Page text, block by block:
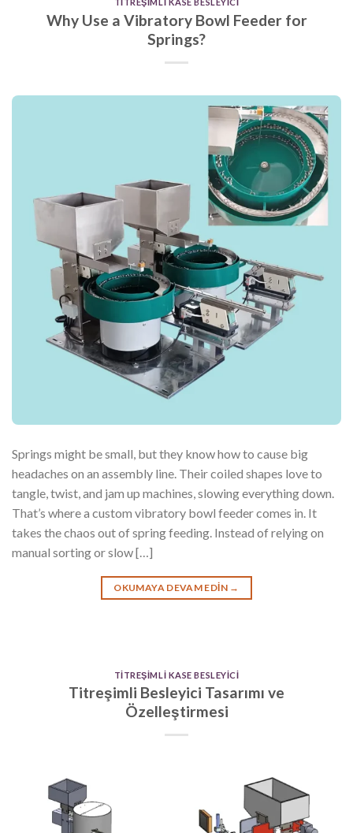
TITREŞIMLI KASE BESLEYICI
Why Use a Vibratory Bowl Feeder for
Springs?
Springs might be small, but they know how to cause big
headaches on an assembly line. Their coiled shapes love to
tangle, twist, and jam up machines, slowing everything down.
That’s where a custom vibratory bowl feeder comes in. It
takes the chaos out of spring feeding. Instead of relying on
manual sorting or slow […]
OKUMAYA DEVAM EDIN →
TITREŞIMLI KASE BESLEYICI
Titreşimli Besleyici Tasarımı ve
Özelleştirmesi